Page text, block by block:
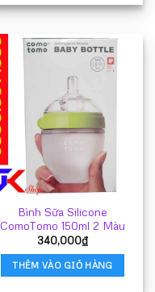
Bình Sữa Silicone
ComoTomo 150ml 2 Màu
340,000₫
THÊM VÀO GIỎ HÀNG